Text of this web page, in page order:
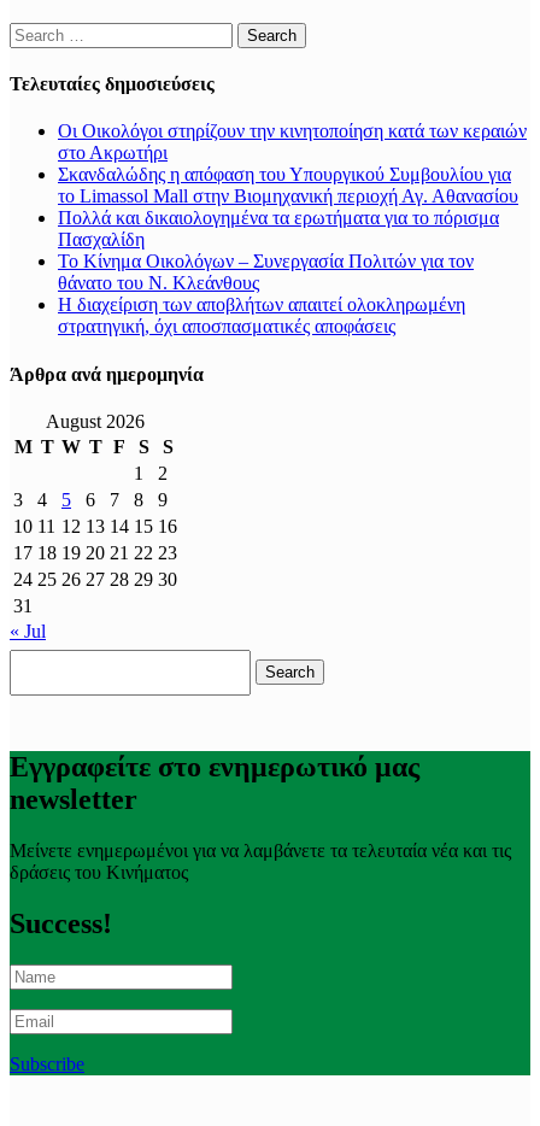
Search
for:
Τελευταίες δημοσιεύσεις
Οι Οικολόγοι στηρίζουν την κινητοποίηση κατά των κεραιών
στο Ακρωτήρι
Σκανδαλώδης η απόφαση του Υπουργικού Συμβουλίου για
το Limassol Mall στην Βιομηχανική περιοχή Αγ. Αθανασίου
Πολλά και δικαιολογημένα τα ερωτήματα για το πόρισμα
Πασχαλίδη
Το Κίνημα Οικολόγων – Συνεργασία Πολιτών για τον
θάνατο του Ν. Κλεάνθους
Η διαχείριση των αποβλήτων απαιτεί ολοκληρωμένη
στρατηγική, όχι αποσπασματικές αποφάσεις
Άρθρα ανά ημερομηνία
August 2026
M T W T F S
S
1
2
3
4 5 6 7 8
9
10 11 12 13 14 15 16
17 18 19 20 21 22 23
24 25 26 27 28 29 30
31
« Jul
Εγγραφείτε στο ενημερωτικό μας
newsletter
Μείνετε ενημερωμένοι για να λαμβάνετε τα τελευταία νέα και τις
δράσεις του Κινήματος
Success!
Subscribe